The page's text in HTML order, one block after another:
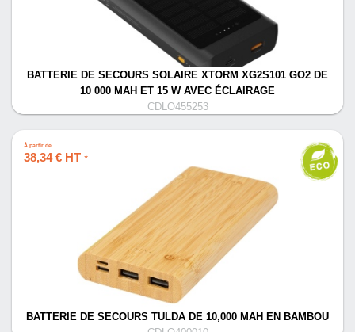
BATTERIE DE SECOURS SOLAIRE XTORM XG2S101 GO2 DE
10 000 MAH ET 15 W AVEC ÉCLAIRAGE
CDLO455253
À partir de
38,34 € HT *
BATTERIE DE SECOURS TULDA DE 10,000 MAH EN BAMBOU